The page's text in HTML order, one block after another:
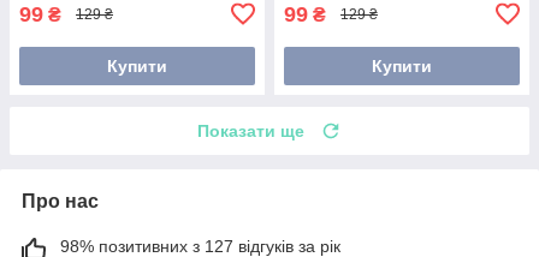
99 ₴ 129 ₴
Купити
99 ₴ 129 ₴
Купити
Показати ще
Про нас
98% позитивних з 127 відгуків за рік